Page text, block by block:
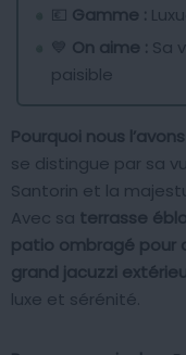
💶 Gamme :
💙 On aime : Sa
paisible
Pourquoi nous
se distingue par sa
Santorin et la
Avec sa terrasse
patio ombragé pour
grand jacuzzi
luxe et sérénité.